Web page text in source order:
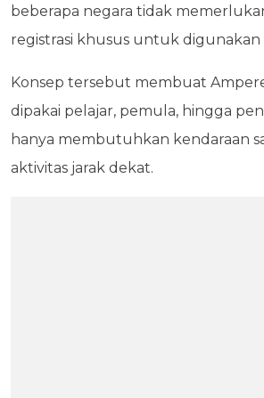
beberapa negara tidak
registrasi khusus untuk digunakan
Konsep tersebut membuat
dipakai pelajar, pemula, hingga
hanya membutuhkan kendaraan
aktivitas jarak dekat.